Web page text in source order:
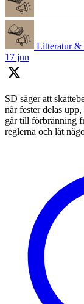
Litteratur &
17 jun
SD säger att
när fester delas
går till förbränning
reglerna och låt